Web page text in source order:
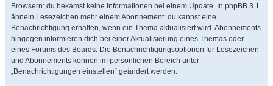
Browsern: du bekamst keine Informationen bei einem Update. In phpBB 3.1
ähneln Lesezeichen mehr einem Abonnement: du kannst eine
Benachrichtigung erhalten, wenn ein Thema aktualisiert wird. Abonnements
hingegen informieren dich bei einer Aktualisierung eines Themas oder
eines Forums des Boards. Die Benachrichtigungsoptionen für Lesezeichen
und Abonnements können im persönlichen Bereich unter
„Benachrichtigungen einstellen“ geändert werden.